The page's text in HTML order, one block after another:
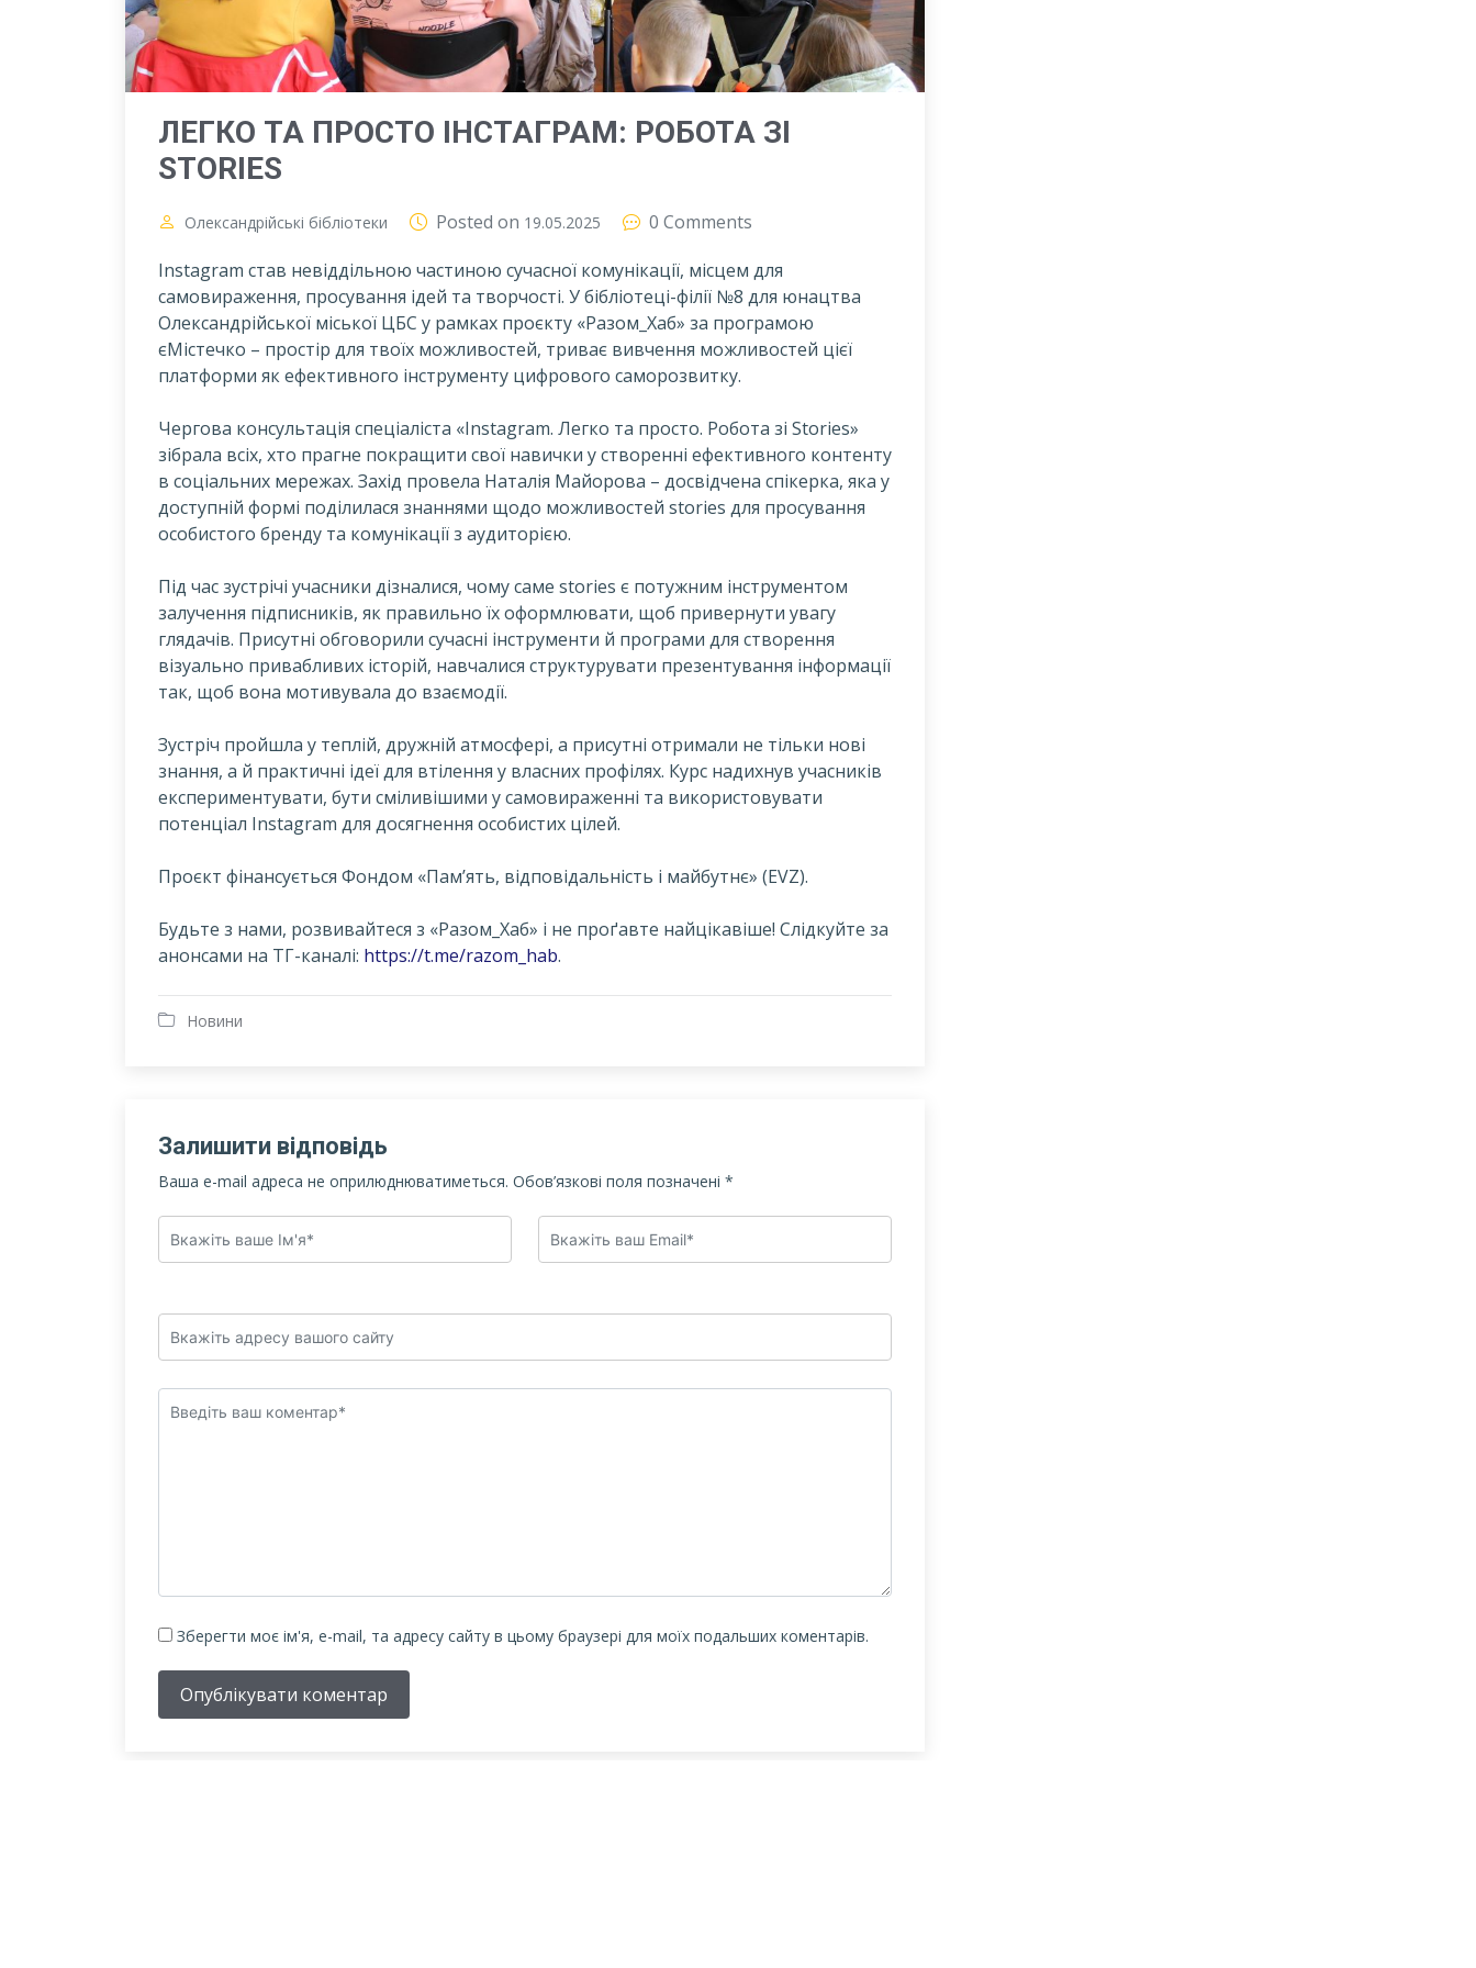
ЛЕГКО ТА ПРОСТО ІНСТАГРАМ: РОБОТА ЗІ
STORIES
Олександрійські бібліотеки Posted on 19.05.2025
0 Comments
Instagram став невіддільною частиною сучасної комунікації, місцем для
самовираження, просування ідей та творчості. У бібліотеці-філії №8 для юнацтва
Олександрійської міської ЦБС у рамках проєкту «Разом_Хаб» за програмою
єМістечко – простір для твоїх можливостей, триває вивчення можливостей цієї
платформи як ефективного інструменту цифрового саморозвитку.
Чергова консультація спеціаліста «Instagram. Легко та просто. Робота зі Stories»
зібрала всіх, хто прагне покращити свої навички у створенні ефективного контенту
в соціальних мережах. Захід провела Наталія Майорова – досвідчена спікерка, яка у
доступній формі поділилася знаннями щодо можливостей stories для просування
особистого бренду та комунікації з аудиторією.
Під час зустрічі учасники дізналися, чому саме stories є потужним інструментом
залучення підписників, як правильно їх оформлювати, щоб привернути увагу
глядачів. Присутні обговорили сучасні інструменти й програми для створення
візуально привабливих історій, навчалися структурувати презентування інформації
так, щоб вона мотивувала до взаємодії.
Зустріч пройшла у теплій, дружній атмосфері, а присутні отримали не тільки нові
знання, а й практичні ідеї для втілення у власних профілях. Курс надихнув учасників
експериментувати, бути сміливішими у самовираженні та використовувати
потенціал Instagram для досягнення особистих цілей.
Проєкт фінансується Фондом «Пам’ять, відповідальність і майбутнє» (EVZ).
Будьте з нами, розвивайтеся з «Разом_Хаб» і не проґавте найцікавіше! Слідкуйте за
анонсами на ТГ-каналі: https://t.me/razom_hab.
Новини
Залишити відповідь
Ваша e-mail адреса не оприлюднюватиметься. Обов’язкові поля позначені *
Зберегти моє ім'я, e-mail, та адресу сайту в цьому браузері для моїх подальших коментарів.
Опублікувати коментар